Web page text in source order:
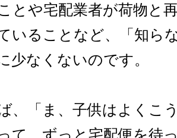
とや宅配業者が荷物と
いることなど、「知ら
少なくないのです。
、「ま、子供はよくこ